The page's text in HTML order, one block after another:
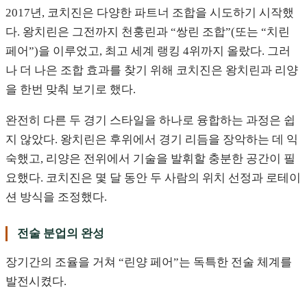
2017년, 코치진은 다양한 파트너 조합을 시도하기 시작했
다. 왕치린은 그전까지 천훙린과 “쌍린 조합”(또는 “치린
페어”)을 이루었고, 최고 세계 랭킹 4위까지 올랐다. 그러
나 더 나은 조합 효과를 찾기 위해 코치진은 왕치린과 리양
을 한번 맞춰 보기로 했다.
완전히 다른 두 경기 스타일을 하나로 융합하는 과정은 쉽
지 않았다. 왕치린은 후위에서 경기 리듬을 장악하는 데 익
숙했고, 리양은 전위에서 기술을 발휘할 충분한 공간이 필
요했다. 코치진은 몇 달 동안 두 사람의 위치 선정과 로테이
션 방식을 조정했다.
전술 분업의 완성
장기간의 조율을 거쳐 “린양 페어”는 독특한 전술 체계를
발전시켰다.